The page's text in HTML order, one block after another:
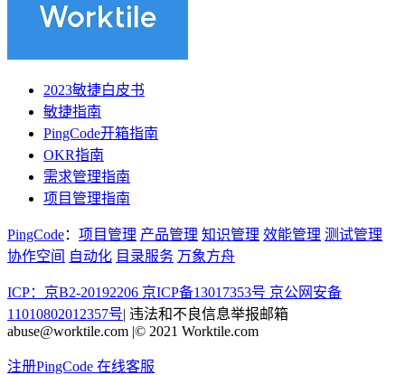
2023敏捷白皮书
敏捷指南
PingCode开箱指南
OKR指南
需求管理指南
项目管理指南
PingCode： 项目管理 产品管理 知识管理 效能管理 测试管理
协作空间 自动化 目录服务 万象方舟
ICP：京B2-20192206 京ICP备13017353号 京公网安备
11010802012357号| 违法和不良信息举报邮箱
abuse@worktile.com |© 2021 Worktile.com
注册PingCode 在线客服